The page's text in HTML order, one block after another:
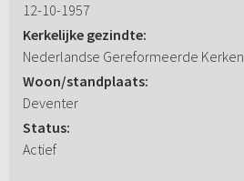
12-10-1957
Kerkelijke gezindte:
Nederlandse Gereformeerde Kerken
Woon/standplaats:
Deventer
Status:
Actief